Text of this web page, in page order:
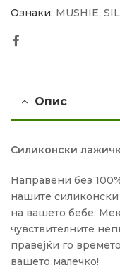
Ознаки: MUSHIE,
Опис
Силиконски
Направени без
нашите
на вашето бебе.
чувствителните
правејќи го
вашето малечко!